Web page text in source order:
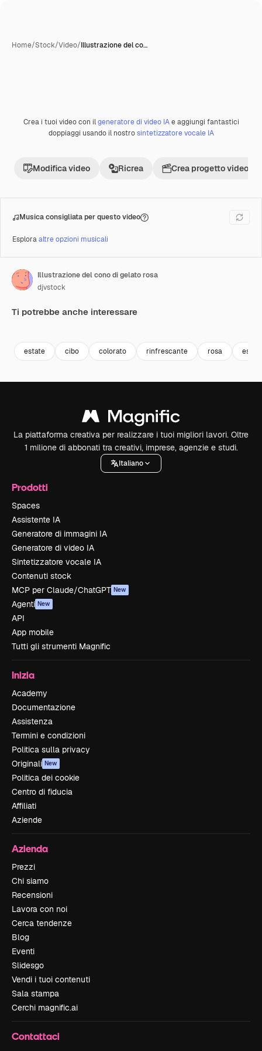
Home/Stock/Video/Illustrazione del co…
Premium
Crea i tuoi video con ilgeneratore di video IAe aggiungi fantastici
doppiaggi usando il nostrosintetizzatore vocale IA
Modifica video Ricrea Crea progetto video
Musica consigliata per questo video
Esploraaltre opzioni musicali
Illustrazione del cono di gelato rosa
djvstock
Ti potrebbe anche interessare
estate cibo colorato rinfrescante rosa
La piattaforma creativa per realizzare i tuoi migliori lavori. Oltre
1 milione di abbonati tra creativi, imprese, agenzie e studi.
Italiano
Prodotti
Spaces
Assistente IA
Generatore di immagini IA
Generatore di video IA
Sintetizzatore vocale IA
Contenuti stock
MCP per Claude/ChatGPT New
Agenti New
API
App mobile
Tutti gli strumenti Magnific
Inizia
Academy
Documentazione
Assistenza
Termini e condizioni
Politica sulla privacy
Originali New
Politica dei cookie
Centro di fiducia
Affiliati
Aziende
Azienda
Prezzi
Chi siamo
Recensioni
Lavora con noi
Cerca tendenze
Blog
Eventi
Slidesgo
Vendi i tuoi contenuti
Sala stampa
Cerchi magnific.ai
Contattaci